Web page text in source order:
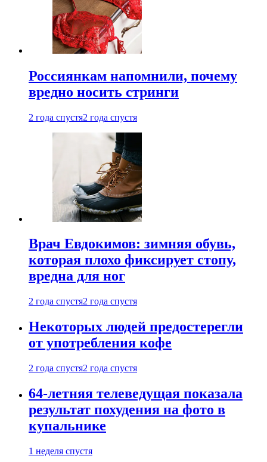
Россиянкам напомнили, почему
вредно носить стринги
2 года спустя2 года спустя
Врач Евдокимов: зимняя обувь,
которая плохо фиксирует стопу,
вредна для ног
2 года спустя2 года спустя
Некоторых людей предостерегли
от употребления кофе
2 года спустя2 года спустя
64-летняя телеведущая показала
результат похудения на фото в
купальнике
1 неделя спустя